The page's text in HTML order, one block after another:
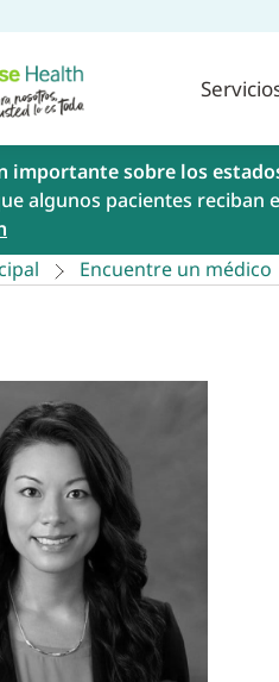
importante sobre los
algunos pacientes
Encuentre un médico